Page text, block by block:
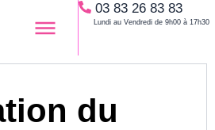
03 83 26 83 83
Lundi au Vendredi de 9h00 à 17h30
du